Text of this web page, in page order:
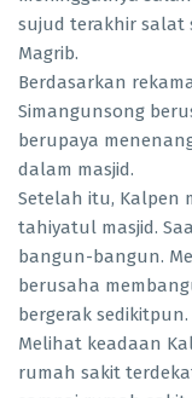
sujud terakhir salat
Magrib.
Berdasarkan
Simangunsong
berupaya
dalam masjid.
Setelah itu, Kalpen
tahiyatul masjid.
bangun-bangun.
berusaha
bergerak sedikitpun.
Melihat keadaan
rumah sakit